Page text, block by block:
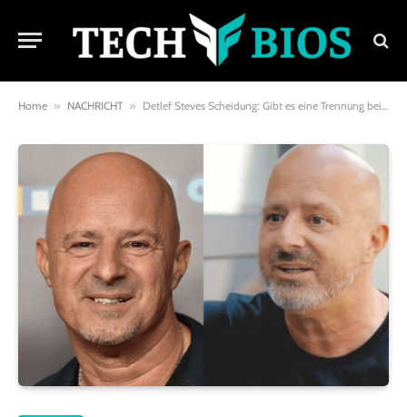
Home » NACHRICHT » Detlef Steves Scheidung: Gibt es eine Trennung bei dem beliebten TV-Star?